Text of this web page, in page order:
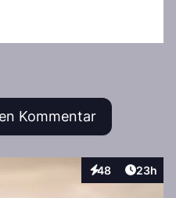
Kommentar
48
Interaktionen
Artikel
23h